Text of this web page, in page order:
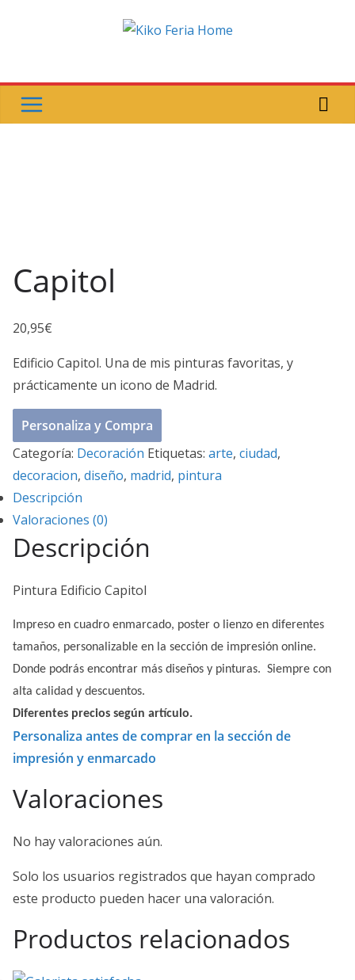
Capitol
20,95€
Edificio Capitol. Una de mis pinturas favoritas, y
prácticamente un icono de Madrid.
Personaliza y Compra
Categoría: Decoración Etiquetas: arte, ciudad,
decoracion, diseño, madrid, pintura
Descripción
Valoraciones (0)
Descripción
Pintura Edificio Capitol
Impreso en cuadro enmarcado, poster o lienzo en diferentes
tamaños, personalizable en la sección de impresión online.
Donde podrás encontrar más diseños y pinturas. Siempre con
alta calidad y descuentos.
Diferentes precios según artículo.
Personaliza antes de comprar en la sección de
impresión y enmarcado
Valoraciones
No hay valoraciones aún.
Solo los usuarios registrados que hayan comprado
este producto pueden hacer una valoración.
Productos relacionados